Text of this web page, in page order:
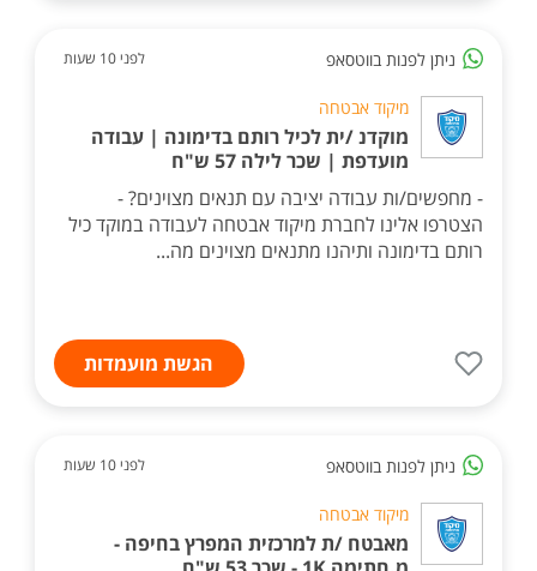
ניתן לפנות בווטסאפ לפני 10 שעות
מיקוד אבטחה
מוקדנ /ית לכיל רותם בדימונה | עבודה
מועדפת | שכר לילה 57 ש"ח
- מחפשים/ות עבודה יציבה עם תנאים מצוינים? -
הצטרפו אלינו לחברת מיקוד אבטחה לעבודה במוקד כיל
רותם בדימונה ותיהנו מתנאים מצוינים מה...
הגשת מועמדות
ניתן לפנות בווטסאפ לפני 10 שעות
מיקוד אבטחה
מאבטח /ת למרכזית המפרץ בחיפה -